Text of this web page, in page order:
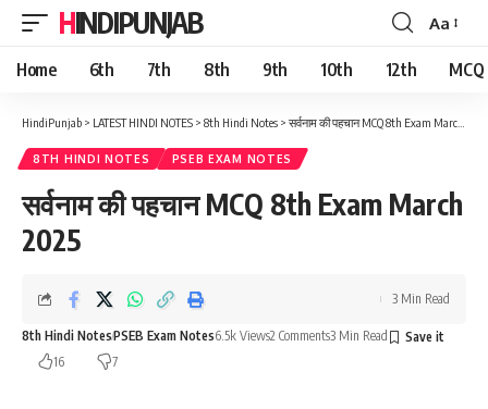
HINDIPUNJAB
Font
Resizer
Aa
Home 6th 7th 8th 9th 10th 12th MCQ
HindiPunjab > LATEST HINDI NOTES > 8th Hindi Notes > सर्वनाम की पहचान MCQ 8th Exam March 2025
8TH HINDI NOTES PSEB EXAM NOTES
सर्वनाम की पहचान MCQ 8th Exam March
2025
8th Hindi NotesPSEB Exam Notes6.5k Views2 Comments3 Min Read
16
7
3 Min Read